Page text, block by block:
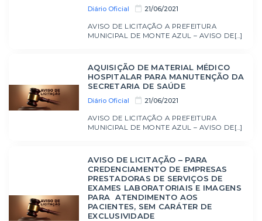
Diário Oficial 21/06/2021
AVISO DE LICITAÇÃO A PREFEITURA
MUNICIPAL DE MONTE AZUL – AVISO DE[...]
Diário Oficial 21/06/2021
AQUISIÇÃO DE MATERIAL MÉDICO
HOSPITALAR PARA MANUTENÇÃO DA
SECRETARIA DE SAÚDE
AVISO DE LICITAÇÃO A PREFEITURA
MUNICIPAL DE MONTE AZUL – AVISO DE[...]
AVISO DE LICITAÇÃO – PARA
CREDENCIAMENTO DE EMPRESAS
PRESTADORAS DE SERVIÇOS DE
EXAMES LABORATORIAIS E IMAGENS
PARA ATENDIMENTO AOS
PACIENTES, SEM CARÁTER DE
EXCLUSIVIDADE